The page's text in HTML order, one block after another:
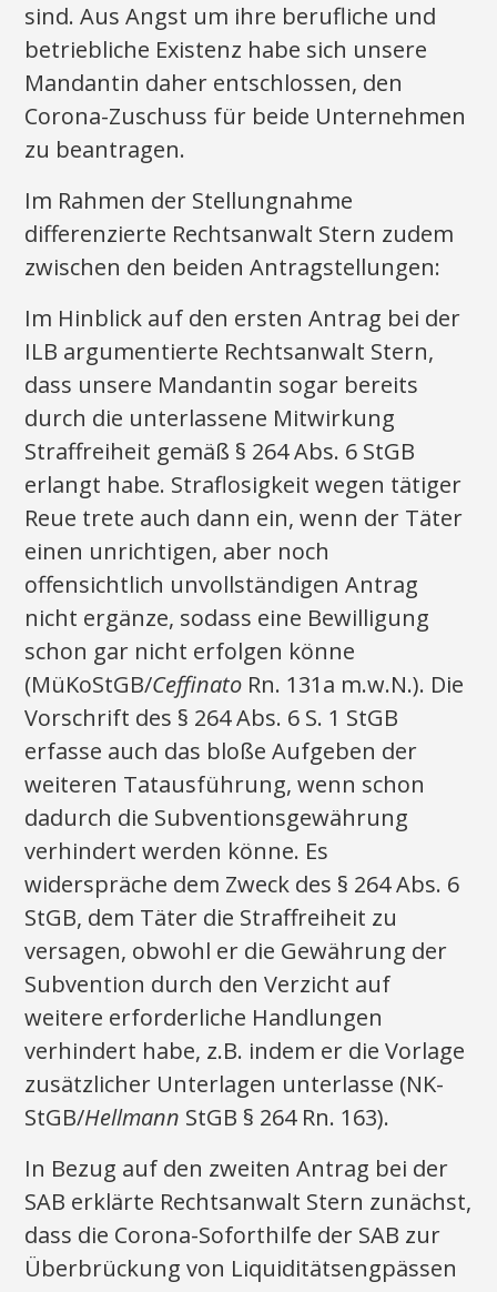
sind. Aus Angst um ihre berufliche und
betriebliche Existenz habe sich unsere
Mandantin daher entschlossen, den
Corona-Zuschuss für beide Unternehmen
zu beantragen.
Im Rahmen der Stellungnahme
differenzierte Rechtsanwalt Stern zudem
zwischen den beiden Antragstellungen:
Im Hinblick auf den ersten Antrag bei der
ILB argumentierte Rechtsanwalt Stern,
dass unsere Mandantin sogar bereits
durch die unterlassene Mitwirkung
Straffreiheit gemäß § 264 Abs. 6 StGB
erlangt habe. Straflosigkeit wegen tätiger
Reue trete auch dann ein, wenn der Täter
einen unrichtigen, aber noch
offensichtlich unvollständigen Antrag
nicht ergänze, sodass eine Bewilligung
schon gar nicht erfolgen könne
(MüKoStGB/Ceffinato Rn. 131a m.w.N.). Die
Vorschrift des § 264 Abs. 6 S. 1 StGB
erfasse auch das bloße Aufgeben der
weiteren Tatausführung, wenn schon
dadurch die Subventionsgewährung
verhindert werden könne. Es
widerspräche dem Zweck des § 264 Abs. 6
StGB, dem Täter die Straffreiheit zu
versagen, obwohl er die Gewährung der
Subvention durch den Verzicht auf
weitere erforderliche Handlungen
verhindert habe, z.B. indem er die Vorlage
zusätzlicher Unterlagen unterlasse (NK-
StGB/Hellmann StGB § 264 Rn. 163).
In Bezug auf den zweiten Antrag bei der
SAB erklärte Rechtsanwalt Stern zunächst,
dass die Corona-Soforthilfe der SAB zur
Überbrückung von Liquiditätsengpässen